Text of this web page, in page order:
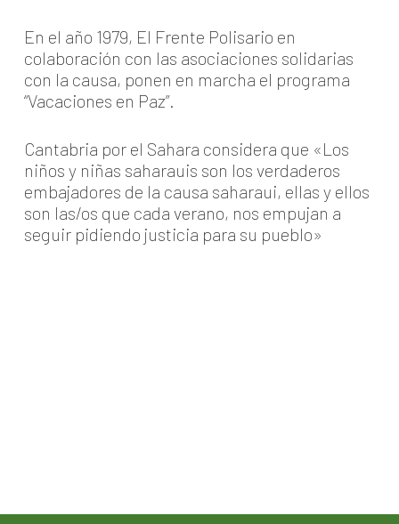
En el año 1979, El Frente Polisario en
colaboración con las asociaciones solidarias
con la causa, ponen en marcha el programa
“Vacaciones en Paz”.
Cantabria por el Sahara considera que «Los
niños y niñas saharauis son los verdaderos
embajadores de la causa saharaui, ellas y ellos
son las/os que cada verano, nos empujan a
seguir pidiendo justicia para su pueblo»